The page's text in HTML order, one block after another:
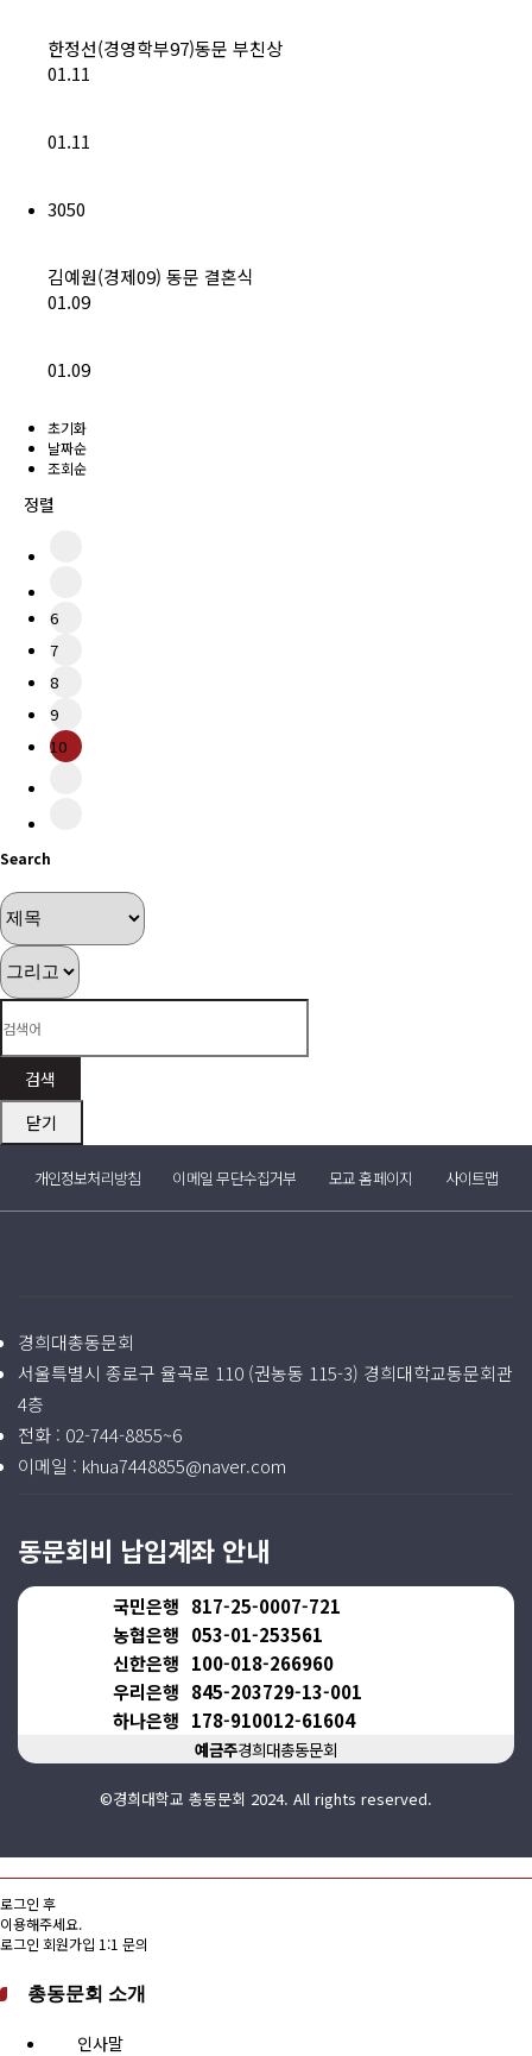
한정선(경영학부97)동문 부친상
01.11
01.11
3050
김예원(경제09) 동문 결혼식
01.09
01.09
초기화
날짜순
조회순
정렬
6
7
8
9
10
Search
검색
닫기
개인정보처리방침 이메일 무단수집거부 모교 홈페이지 사이트맵
경희대총동문회
서울특별시 종로구 율곡로 110 (권농동 115-3) 경희대학교동문회관
4층
전화 : 02-744-8855~6
이메일 : khua7448855@naver.com
동문회비 납입계좌 안내
국민은행 817-25-0007-721
농협은행 053-01-253561
신한은행 100-018-266960
우리은행 845-203729-13-001
하나은행 178-910012-61604
예금주경희대총동문회
©경희대학교 총동문회 2024. All rights reserved.
로그인 후
이용해주세요.
로그인 회원가입 1:1 문의
총동문회 소개
인사말